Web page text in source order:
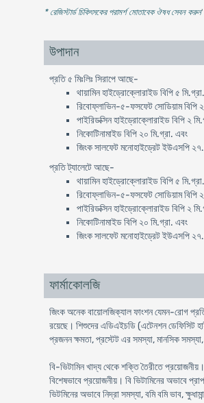
* রেজিস্টার্ড চিকিৎসকের পরামর্শ মোতাবেক ঔষধ সেবন করুন'
উপাদান
প্রতি ৫ মিঃলিঃ সিরাপে আছে-
থায়ামিন হাইড্রোক্লোরাইড বিপি ৫ মি.গ্রা.
রিবোফ্লাভিন-৫-ফসফেট সোডিয়াম বিপি
পাইরিডক্সিন হাইড্রোক্লোরাইড বিপি ২
নিকোটিনামাইড বিপি ২০ মি.গ্রা. এবং
জিংক সালফেট মনোহাইড্রেট ইউএসপি
প্রতি ট্যালেটে আছে-
থায়ামিন হাইড্রোক্লোরাইড বিপি ৫ মি.গ্রা.
রিবোফ্লাভিন-৫-ফসফেট সোডিয়াম বিপি
পাইরিডক্সিন হাইড্রোক্লোরাইড বিপি ২
নিকোটিনামাইড বিপি ২০ মি.গ্রা. এবং
জিংক সালফেট মনোহাইড্রেট ইউএসপি
ফার্মাকোলজি
জিংক অনেক বায়োলজিক্যাল ফাংশন যেমন-রোগ
রয়েছে। শিশুদের এডিএইচডি (এটেনশন ডেফিসিট
প্রজনন ক্ষমতা, প্রস্টেট এর সমস্যা, মানসিক
বি-ভিটামিন খাদ্য থেকে শক্তি তৈরীতে
বিশেষভাবে প্রয়োজনীয়। বি ভিটামিনের অভাবে
ভিটমিনের অভাবে নিদ্রা সমস্যা, বমি বমি ভাব,